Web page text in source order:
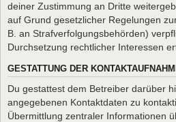
deiner Zustimmung an Dritte
auf Grund gesetzlicher Regelungen
B. an Strafverfolgungsbehörden)
Durchsetzung rechtlicher Interessen
GESTATTUNG DER
Du gestattest dem Betreiber darüber
angegebenen Kontaktdaten zu
Übermittlung zentraler Informationen